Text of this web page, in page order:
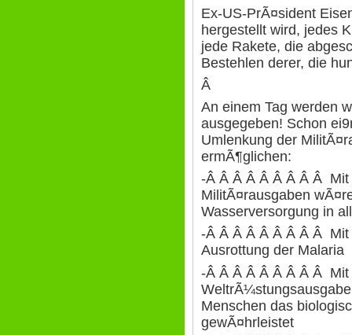
Ex-US-PrÃ¤sident
hergestellt wird, jedes
jede Rakete, die
Bestehlen derer, die
Â
An einem Tag werden
ausgegeben! Schon
Umlenkung der
ermÃ¶glichen:
-Â Â Â Â Â Â Â Â Â
MilitÃ¤rausgaben
Wasserversorgung in
-Â Â Â Â Â Â Â Â Â
Ausrottung der Malaria
-Â Â Â Â Â Â Â Â Â
Menschen das
gewÃ¤hrleistet